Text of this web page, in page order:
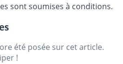
sont soumises à conditions.
été posée sur cet article.
!